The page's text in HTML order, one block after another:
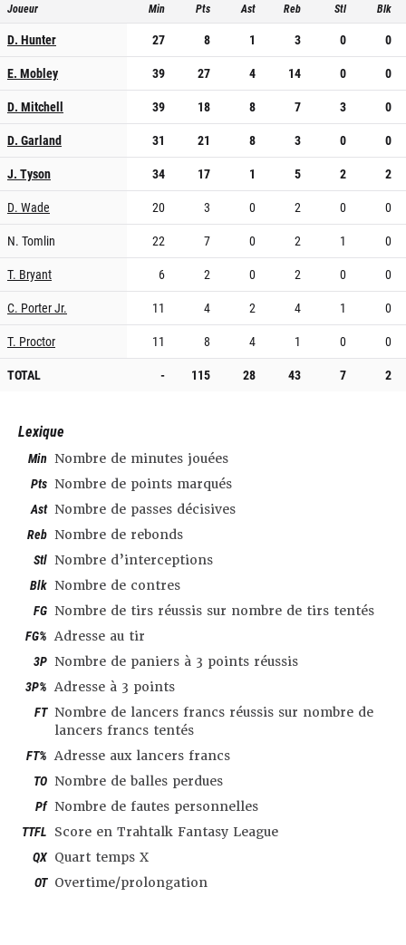
Joueur Min Pts Ast Reb Stl Blk
D. Hunter 27 8 1 3 0
0
E. Mobley
39 27 4 14 0
0
D. Mitchell
39 18 8 7 3
0
D. Garland
31 21 8 3 0
0
J. Tyson
34 17 1 5 2
2
D. Wade
20 3 0 2 0
0
N. Tomlin
22 7 0 2 1
0
T. Bryant
6 2 0 2 0
0
C. Porter Jr.
11 4 2 4 1
0
T. Proctor
11 8 4 1 0
0
TOTAL
- 115 28 43 7 2
Lexique
Min Nombre de minutes jouées
Pts Nombre de points marqués
Ast Nombre de passes décisives
Reb Nombre de rebonds
Stl Nombre d’interceptions
Blk Nombre de contres
FG Nombre de tirs réussis sur nombre de tirs tentés
FG% Adresse au tir
3P Nombre de paniers à 3 points réussis
3P% Adresse à 3 points
FT Nombre de lancers francs réussis sur nombre de
lancers francs tentés
FT% Adresse aux lancers francs
TO Nombre de balles perdues
Pf Nombre de fautes personnelles
TTFL Score en Trahtalk Fantasy League
QX Quart temps X
OT Overtime/prolongation